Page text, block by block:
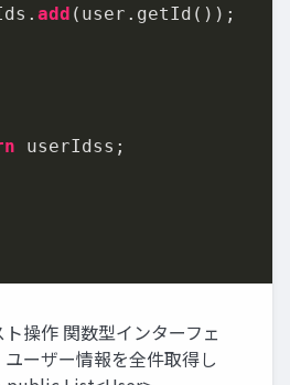
add (user.getId());
userIdss;
操作 関数型インターフェ
ユーザー情報を全件取得し